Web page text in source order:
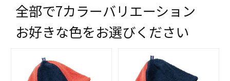
全部で7カラーバリエーション
お好きな色をお選びください